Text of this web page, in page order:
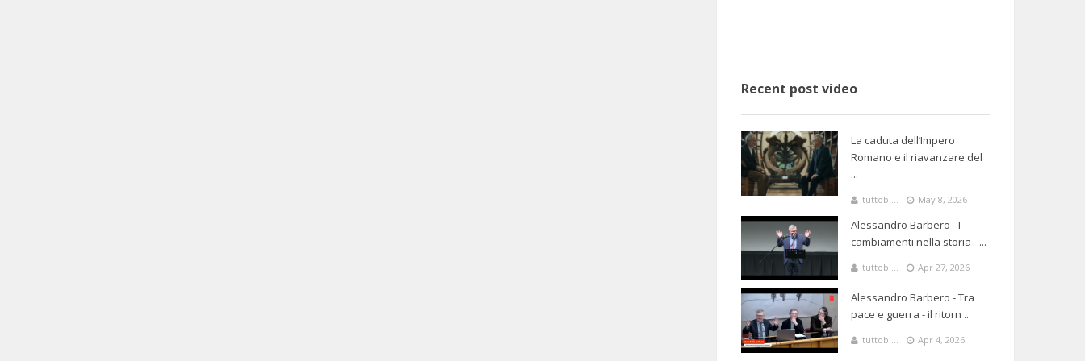
Recent post video
La caduta dell’Impero
Romano e il riavanzare del
...
tuttob ... May 8, 2026
Alessandro Barbero - I
cambiamenti nella storia - ...
tuttob ... Apr 27, 2026
Alessandro Barbero - Tra
pace e guerra - il ritorn ...
tuttob ... Apr 4, 2026